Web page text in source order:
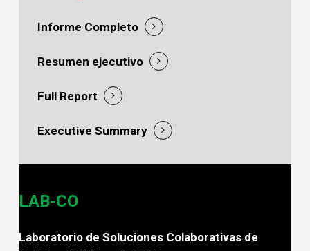
Informe Completo
Resumen ejecutivo
Full Report
Executive Summary
LAB-CO
Laboratorio de Soluciones Colaborativas de